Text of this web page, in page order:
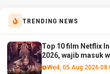
TRENDING NEWS
Top 10 film Netflix
2026, wajib masuk
Wed, 05 Aug 2026